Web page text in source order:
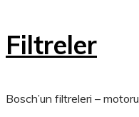
Filtreler
Bosch’un filtreleri –